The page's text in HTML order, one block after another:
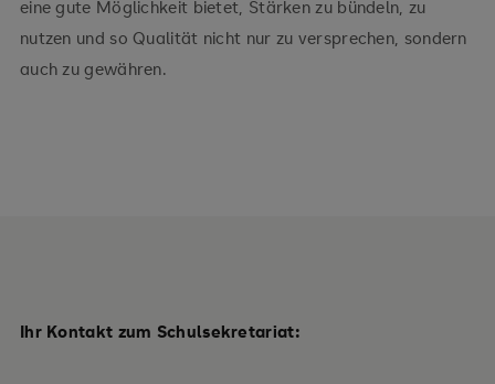
eine gute Möglichkeit bietet, Stärken zu bündeln, zu
nutzen und so Qualität nicht nur zu versprechen, sondern
auch zu gewähren.
Ihr Kontakt zum Schulsekretariat: